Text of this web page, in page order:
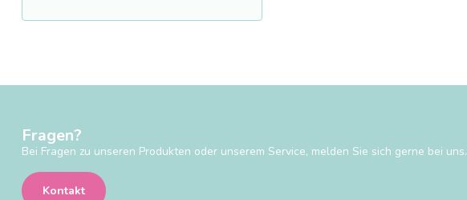
Fragen?
Bei Fragen zu unseren Produkten oder unserem Service, melden Sie sich gerne bei uns.
Kontakt